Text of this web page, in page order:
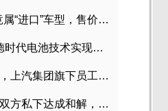
雷克萨斯LM在日本本土竟属“进口”车型，售价2580万日元
能量密度304Wh/kg！宁德时代电池技术实现突破
首个宣布降薪的大型车企，上汽集团旗下员工降薪文件曝光
奔驰漏油事件最新进展：双方私下达成和解，工商已介入调查